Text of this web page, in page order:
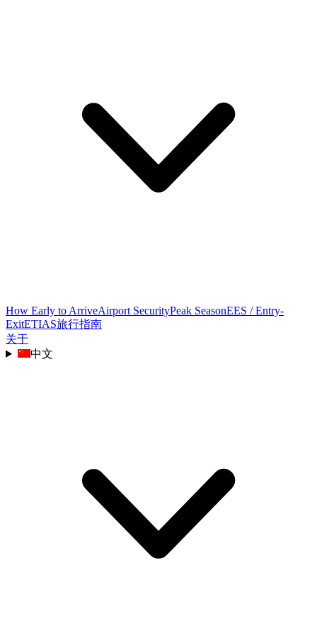
How Early to ArriveAirport SecurityPeak SeasonEES / Entry-
ExitETIAS旅行指南
关于
中文